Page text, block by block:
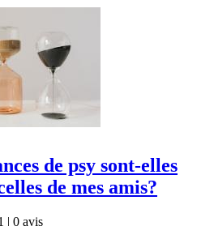
de psy sont-elles
de mes amis?
| 0 avis